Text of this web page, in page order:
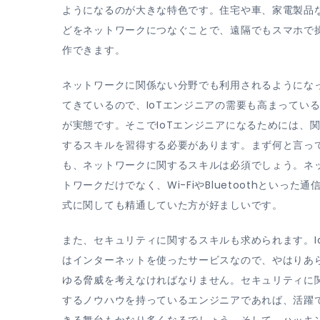
ようになるのが大きな特色です。住宅や車、家電製品
どをネットワークにつなぐことで、遠隔でもスマホで
作できます。
ネットワークに関係ない分野でも利用されるようにな
てきているので、IoTエンジニアの需要も高まってい
が実態です。そこでIoTエンジニアになるためには、
するスキルを習得する必要があります。まず何と言っ
も、ネットワークに関するスキルは必須でしょう。ネ
トワークだけでなく、Wi-FiやBluetoothといった通
式に関しても精通していた方が好ましいです。
また、セキュリティに関するスキルも求められます。
はインターネットを使ったサービスなので、やはりあ
ゆる脅威を考えなければなりません。セキュリティに
するノウハウを持っているエンジニアであれば、活躍